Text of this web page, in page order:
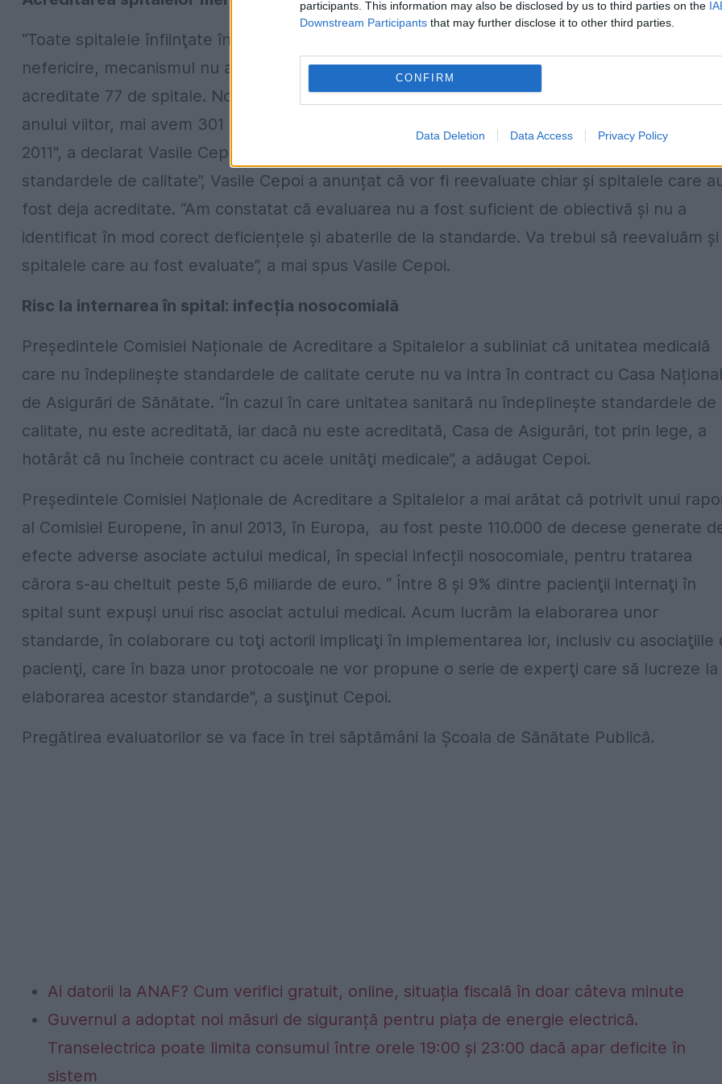
participants. This information may also be disclosed by us to third parties on the
Downstream Participants that may further disclose it to other third parties.
CONFIRM
Data Deletion Data Access Privacy Policy
“Toate spitalele înfiinţate înainte de 7 iunie 2011 au depus dosarele de acreditare. Din
nefericire, mecanismul nu a mers aşa cum ar fi trebuit. În decurs de trei ani au fost
acreditate 77 de spitale. Noi am mai evaluat încă 68 de spitale şi acum, până la jumătatea
anului viitor, mai avem 301 spitale de evaluat dintre cele care s-au înfiinţat înainte de 7 iunie
2011", a declarat Vasile Cepoi. În plus, din cauza faptului că au fost constatate “abateri de la
standardele de calitate”, Vasile Cepoi a anunțat că vor fi reevaluate chiar și spitalele care
fost deja acreditate. “Am constatat că evaluarea nu a fost suficient de obiectivă și nu a
identificat în mod corect deficiențele și abaterile de la standarde. Va trebui să reevaluăm și
spitalele care au fost evaluate”, a mai spus Vasile Cepoi.
Risc la internarea în spital: infecția nosocomială
Președintele Comisiei Naționale de Acreditare a Spitalelor a subliniat că unitatea medicală
care nu îndeplinește standardele de calitate cerute nu va intra în contract cu Casa
de Asigurări de Sănătate. “În cazul în care unitatea sanitară nu îndeplineşte standardele de
calitate, nu este acreditată, iar dacă nu este acreditată, Casa de Asigurări, tot prin lege, a
hotărât că nu încheie contract cu acele unităţi medicale”, a adăugat Cepoi.
Președintele Comisiei Naționale de Acreditare a Spitalelor a mai arătat că potrivit unui
al Comisiei Europene, în anul 2013, în Europa, au fost peste 110.000 de decese generate
efecte adverse asociate actului medical, în special infecții nosocomiale, pentru tratarea
cărora s-au cheltuit peste 5,6 miliarde de euro. “ Între 8 şi 9% dintre pacienţii internaţi în
spital sunt expuşi unui risc asociat actului medical. Acum lucrăm la elaborarea unor
standarde, în colaborare cu toţi actorii implicaţi în implementarea lor, inclusiv cu asociaţiile
pacienţi, care în baza unor protocoale ne vor propune o serie de experţi care să lucreze la
elaborarea acestor standarde", a susţinut Cepoi.
Pregătirea evaluatorilor se va face în trei săptămâni la Școala de Sănătate Publică.
Ai datorii la ANAF? Cum verifici gratuit, online, situația fiscală în doar câteva minute
Guvernul a adoptat noi măsuri de siguranță pentru piața de energie electrică.
Transelectrica poate limita consumul între orele 19:00 și 23:00 dacă apar deficite în
sistem